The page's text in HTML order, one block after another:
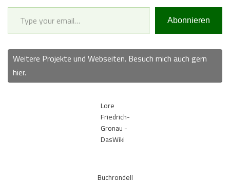
Type your email…
Abonnieren
Weitere Projekte und Webseiten. Besuch mich auch gern
hier.
Lore
Friedrich-
Gronau -
DasWiki
Buchrondell